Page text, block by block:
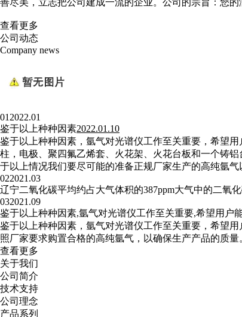
善尽美，立志把公司建成一流的企业。公司的宗旨：您
查看更多
公司动态
Company news
01 2022.01
鉴于以上种种因素2022.01.10
鉴于以上种种因素，氩气对光谱仪工作至关重要，希望
柱，电极、聚四氟乙烯套、火花架、火花台板和一个铸
于以上情况我们要尽可能的准备正规厂家生产的高纯氩气
022021.03
辽宁二氧化碳平均约占大气体积的387ppm大气中的二氧
032021.09
鉴于以上种种因素,氩气对光谱仪工作至关重要,希望用户
鉴于以上种种因素，氩气对光谱仪工作至关重要，希望
照厂家要求购置合格的高纯氩气，以确保生产产品的质
查看更多
关于我们
公司简介
技术支持
公司理念
产品系列